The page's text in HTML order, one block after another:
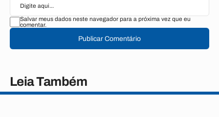
Salvar meus dados neste navegador para a próxima vez que eu
comentar.
Publicar Comentário
Leia Também